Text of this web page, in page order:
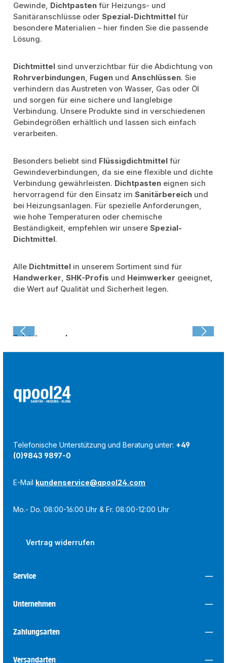
Gewinde, Dichtpasten für Heizungs- und
Sanitäranschlüsse oderSpezial-Dichtmittel für
besondere Materialien – hier finden Sie die passende
Lösung.
Dichtmittel sind unverzichtbar für die Abdichtung von
Rohrverbindungen, Fugen und Anschlüssen. Sie
verhindern das Austreten von Wasser, Gas oder Öl
und sorgen für eine sichere und langlebige
Verbindung. Unsere Produkte sind in verschiedenen
Gebindegrößen erhältlich und lassen sich einfach
verarbeiten.
Besonders beliebt sind Flüssigdichtmittel für
Gewindeverbindungen, da sie eine flexible und dichte
Verbindung gewährleisten. Dichtpasten eignen sich
hervorragend für den Einsatz imSanitärbereich und
bei Heizungsanlagen. Für spezielle Anforderungen,
wie hohe Temperaturen oder chemische
Beständigkeit, empfehlen wir unsereSpezial-
Dichtmittel.
Alle Dichtmittel in unserem Sortiment sind für
Handwerker,SHK-Profis und Heimwerker geeignet,
die Wert auf Qualität und Sicherheit legen.
Zuletzt angesehen:
Telefonische Unterstützung und Beratung unter: +49
(0)9843 9897-0
E-Mail kundenservice@qpool24.com
Mo.- Do. 08:00-16:00 Uhr & Fr. 08:00-12:00 Uhr
Vertrag widerrufen
Service
Unternehmen
Zahlungsarten
Versandarten